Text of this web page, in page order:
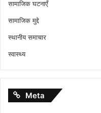
सामाजिक घटनाएँ
सामाजिक मुद्दे
स्थानीय समाचार
स्वास्थ्य
Meta